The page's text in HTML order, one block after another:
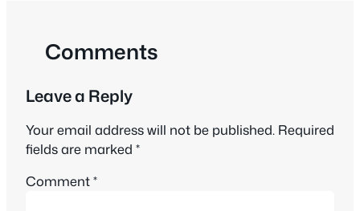
Comments
Leave a Reply
Your email address will not be published. Required
fields are marked *
Comment*